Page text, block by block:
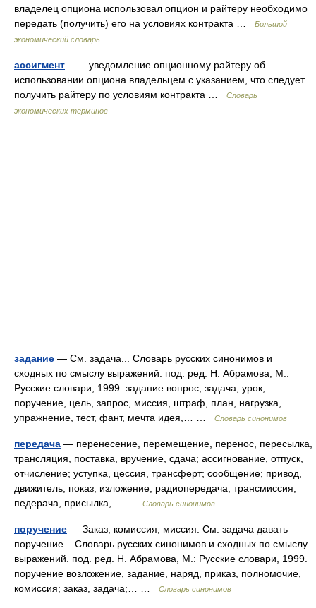
владелец опциона использовал опцион и райтеру необходимо
передать (получить) его на условиях контракта …
Большой
экономический словарь
ассигмент — уведомление опционному райтеру об
использовании опциона владельцем с указанием, что следует
получить райтеру по условиям контракта …
Словарь
экономических терминов
задание — См. задача... Словарь русских синонимов и
сходных по смыслу выражений. под. ред. Н. Абрамова, М.:
Русские словари, 1999. задание вопрос, задача, урок,
поручение, цель, запрос, миссия, штраф, план, нагрузка,
упражнение, тест, фант, мечта идея,… …
Словарь синонимов
передача — перенесение, перемещение, перенос, пересылка,
трансляция, поставка, вручение, сдача; ассигнование, отпуск,
отчисление; уступка, цессия, трансферт; сообщение; привод,
движитель; показ, изложение, радиопередача, трансмиссия,
педерача, присылка,… …
Словарь синонимов
поручение — Заказ, комиссия, миссия. См. задача давать
поручение... Словарь русских синонимов и сходных по смыслу
выражений. под. ред. Н. Абрамова, М.: Русские словари, 1999.
поручение возложение, задание, наряд, приказ, полномочие,
комиссия; заказ, задача;… …
Словарь синонимов